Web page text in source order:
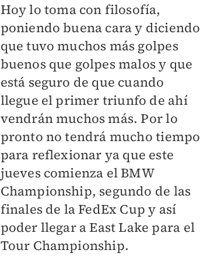
Hoy lo toma con filosofía,
poniendo buena cara y diciendo
que tuvo muchos más golpes
buenos que golpes malos y que
está seguro de que cuando
llegue el primer triunfo de ahí
vendrán muchos más. Por lo
pronto no tendrá mucho tiempo
para reflexionar ya que este
jueves comienza el BMW
Championship, segundo de las
finales de la FedEx Cup y así
poder llegar a East Lake para el
Tour Championship.